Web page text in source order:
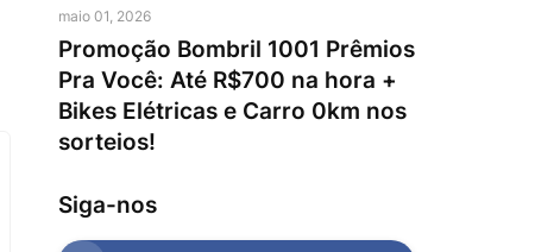
maio 01, 2026
Promoção Bombril 1001 Prêmios
Pra Você: Até R$700 na hora +
Bikes Elétricas e Carro 0km nos
sorteios!
Siga-nos